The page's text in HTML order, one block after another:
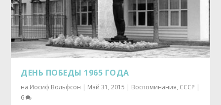
ДЕНЬ ПОБЕДЫ 1965 ГОДА
на Иосиф Вольфсон | Май 31, 2015 | Воспоминания, СССР |
6